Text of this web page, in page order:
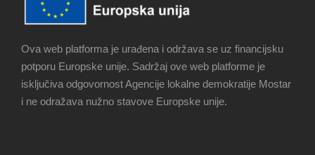
Ova web platforma je urađena i održava se uz financijsku
potporu Europske unije. Sadržaj ove web platforme je
isključiva odgovornost Agencije lokalne demokratije Mostar
i ne odražava nužno stavove Europske unije.